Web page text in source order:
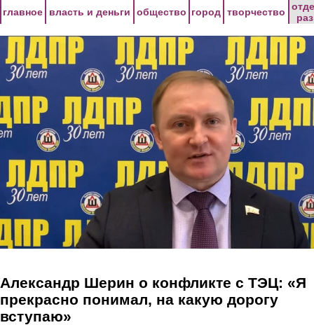
главное власть и деньги общество город творчество
Александр Шерин о конфликте с ТЭЦ: «Я
прекрасно понимал, на какую дорогу
вступаю»